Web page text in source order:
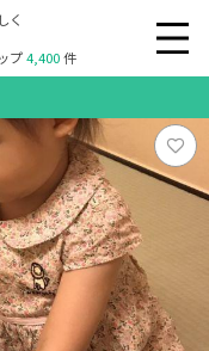
く
プ4,400件